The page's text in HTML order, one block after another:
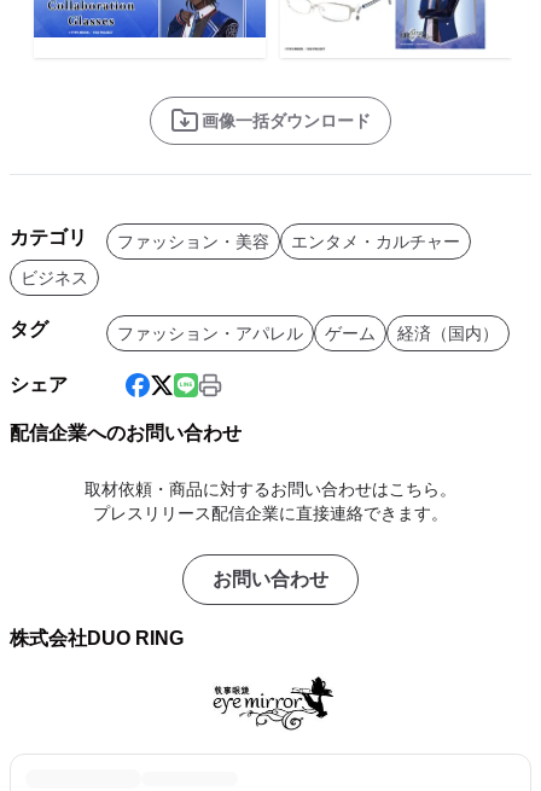
画像一括ダウンロード
カテゴリ ファッション・美容
エンタメ・カルチャー
ビジネス
タグ ファッション・アパレル ゲーム 経済（国内）
シェア
配信企業へのお問い合わせ
取材依頼・商品に対するお問い合わせはこちら。
プレスリリース配信企業に直接連絡できます。
お問い合わせ
株式会社DUO RING